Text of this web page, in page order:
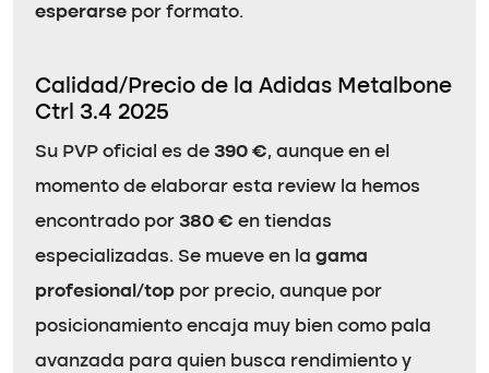
esperarse por formato.
Calidad/Precio de la Adidas Metalbone
Ctrl 3.4 2025
Su PVP oficial es de 390 €, aunque en el
momento de elaborar esta review la hemos
encontrado por 380 € en tiendas
especializadas. Se mueve en la gama
profesional/top por precio, aunque por
posicionamiento encaja muy bien como pala
avanzada para quien busca rendimiento y